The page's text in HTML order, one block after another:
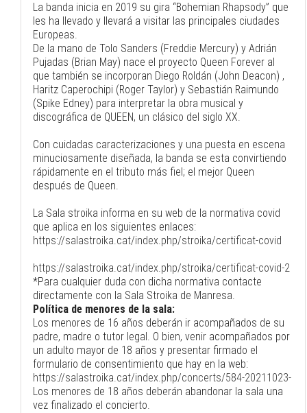
La banda inicia en 2019 su gira “Bohemian Rhapsody” que
les ha llevado y llevará a visitar las principales ciudades
Europeas.
De la mano de Tolo Sanders (Freddie Mercury) y Adrián
Pujadas (Brian May) nace el proyecto Queen Forever al
que también se incorporan Diego Roldán (John Deacon) ,
Haritz Caperochipi (Roger Taylor) y Sebastián Raimundo
(Spike Edney) para interpretar la obra musical y
discográfica de QUEEN, un clásico del siglo XX.
Con cuidadas caracterizaciones y una puesta en escena
minuciosamente diseñada, la banda se esta convirtiendo
rápidamente en el tributo más fiel; el mejor Queen
después de Queen.
La Sala stroika informa en su web de la normativa covid
que aplica en los siguientes enlaces:
https://salastroika.cat/index.php/stroika/certificat-covid
https://salastroika.cat/index.php/stroika/certificat-covid-2
*Para cualquier duda con dicha normativa contacte
directamente con la Sala Stroika de Manresa.
Política de menores de la sala:
Los menores de 16 años deberán ir acompañados de su
padre, madre o tutor legal. O bien, venir acompañados por
un adulto mayor de 18 años y presentar firmado el
formulario de consentimiento que hay en la web:
https://salastroika.cat/index.php/concerts/584-20211023-
Los menores de 18 años deberán abandonar la sala una
vez finalizado el concierto.